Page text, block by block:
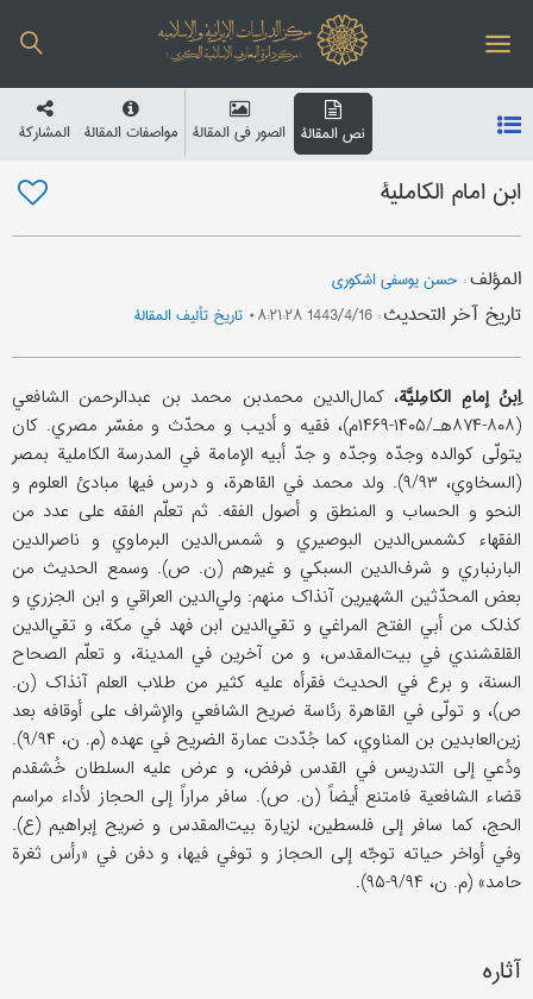
نص المقالة الصور في المقالة مواصفات المقالة المشارکة
ابن امام الکاملیة
المؤلف: حسن یوسفی اشکوری
تاریخ آخر التحدیث: 1443/4/16 ۰۸:۲۱:۲۸ تاریخ تألیف المقالة
اِبنُ إمامِ الکامِلیَّة، کمال‌الدین محمدبن محمد بن عبدالرحمن الشافعي
(۸۰۸-۸۷۴هـ/۱۴۰۵-۱۴۶۹م)، فقیه و أدیب و محدّث و مفسّر مصري. کان
یتولّی کوالده وجدّه وجدّه و جدّ أبیه الإمامة في المدرسة الکاملیة بمصر
(السخاوي، ۹/۹۳). ولد محمد في القاهرة، و درس فیها مبادئ العلوم و
النحو و الحساب و المنطق و أصول الفقه. ثم تعلّم الفقه علی عدد من
الفقهاء کشمس‌الدین البوصیري و شمس‌الدین البرماوي و ناصرالدین
البارنباري و شرف‌الدین السبکي و غیرهم (ن. ص). وسمع الحدیث من
بعض المحدّثین الشهیرین آنذاک منهم: ولي‌الدین العراقي و ابن الجزري و
کذلک من أبي الفتح المراغي و تقي‌الدین ابن فهد في مکة، و تقي‌الدین
القلقشندي في بیت‌المقدس، و من آخرین في المدینة، و تعلّم الصحاح
السنة، و برع في الحدیث فقرأه علیه کثیر من طلاب العلم آنذاک (ن.
ص)، و تولّی في القاهرة رئاسة ضریح الشافعي والإشراف علی أوقافه بعد
زین‌العابدین بن المناوي، کما جُدّدت عمارة الضریح في عهده (م. ن، ۹/۹۴).
ودُعي إلی التدریس في القدس فرفض، و عرض علیه السلطان خُشقدم
قضاء الشافعیة فامتنع أیضاً (ن. ص). سافر مراراً إلی الحجاز لأداء مراسم
الحج، کما سافر إلی فلسطین، لزیارة بیت‌المقدس و ضریح إبراهیم (ع).
وفي أواخر حیاته توجّه إلی الحجاز و توفي فیها، و دفن في «رأس ثغرة
حامد» (م. ن، ۹/۹۴-۹۵).
آثاره